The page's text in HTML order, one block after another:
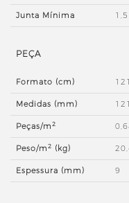
Junta Mínima
PEÇA
Formato (cm)
Medidas (mm)
Peças/m2
Peso/m2 (kg)
Espessura (mm) 9